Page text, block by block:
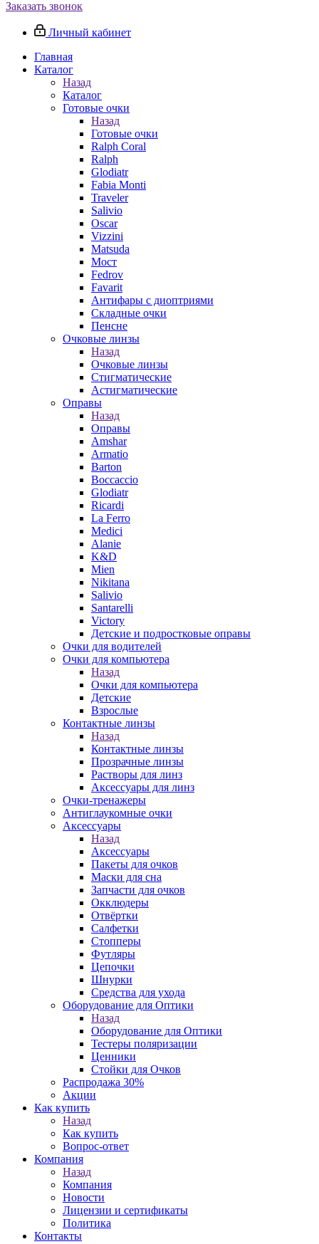
Заказать звонок
Личный кабинет
Главная
Каталог
Назад
Каталог
Готовые очки
Назад
Готовые очки
Ralph Coral
Ralph
Glodiatr
Fabia Monti
Traveler
Salivio
Oscar
Vizzini
Matsuda
Мост
Fedrov
Favarit
Антифары с диоптриями
Складные очки
Пенсне
Очковые линзы
Назад
Очковые линзы
Стигматические
Астигматические
Оправы
Назад
Оправы
Amshar
Armatio
Barton
Boccaccio
Glodiatr
Ricardi
La Ferro
Medici
Alanie
K&D
Mien
Nikitana
Salivio
Santarelli
Victory
Детские и подростковые оправы
Очки для водителей
Очки для компьютера
Назад
Очки для компьютера
Детские
Взрослые
Контактные линзы
Назад
Контактные линзы
Прозрачные линзы
Растворы для линз
Аксессуары для линз
Очки-тренажеры
Антиглаукомные очки
Аксессуары
Назад
Аксессуары
Пакеты для очков
Маски для сна
Запчасти для очков
Окклюдеры
Отвёртки
Салфетки
Стопперы
Футляры
Цепочки
Шнурки
Средства для ухода
Оборудование для Оптики
Назад
Оборудование для Оптики
Тестеры поляризации
Ценники
Стойки для Очков
Распродажа 30%
Акции
Как купить
Назад
Как купить
Вопрос-ответ
Компания
Назад
Компания
Новости
Лицензии и сертификаты
Политика
Контакты